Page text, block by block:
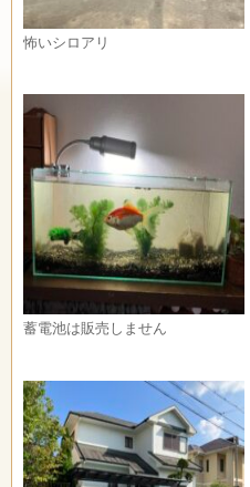
怖いシロアリ
蓄電池は販売しません